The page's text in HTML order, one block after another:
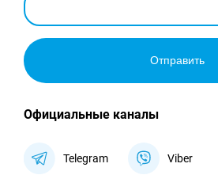
Отправить
Официальные каналы
Telegram Viber